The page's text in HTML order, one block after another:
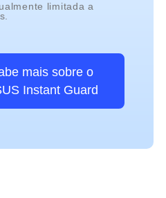
limitada a
mais sobre o
Instant Guard